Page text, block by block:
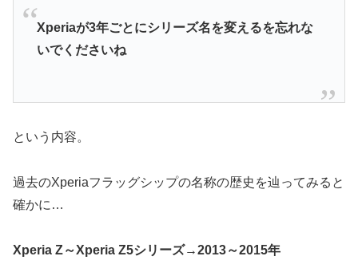
Xperiaが3年ごとにシリーズ名を変えるを忘れな
いでくださいね
という内容。
過去のXperiaフラッグシップの名称の歴史を辿ってみると
確かに…
Xperia Z～Xperia Z5シリーズ→2013～2015年